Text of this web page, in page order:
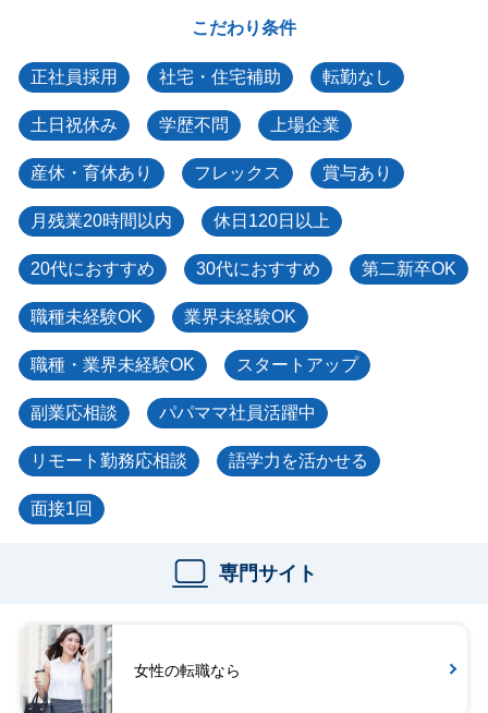
こだわり条件
正社員採用 社宅・住宅補助 転勤なし
土日祝休み 学歴不問 上場企業
産休・育休あり フレックス 賞与あり
月残業20時間以内 休日120日以上
20代におすすめ 30代におすすめ 第二新卒OK
職種未経験OK 業界未経験OK
職種・業界未経験OK スタートアップ
副業応相談 パパママ社員活躍中
リモート勤務応相談 語学力を活かせる
面接1回
専門サイト
女性の転職なら